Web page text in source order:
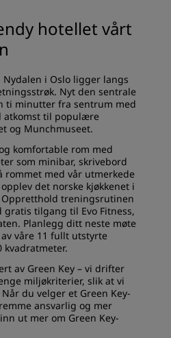
hotellet vårt
i Oslo ligger langs
Nyt den sentrale
ti minutter fra sentrum med
atkomst til populære
og Munchmuseet.
komfortable rom med
som minibar, skrivebord
rommet med vår utmerkede
det norske kjøkkenet i
Oppretthold treningsrutinen
gratis tilgang til Evo Fitness,
Planlegg ditt neste møte
våre 11 fullt utstyrte
kvadratmeter.
av Green Key – vi drifter
miljøkriterier, slik at vi
du velger et Green Key-
ansvarlig og mer
ut mer om Green Key-